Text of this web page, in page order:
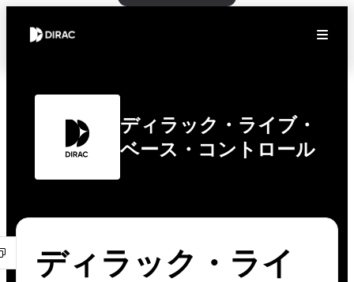
ディラック・ライブ・
ベース・コントロール
ディラック・ライ